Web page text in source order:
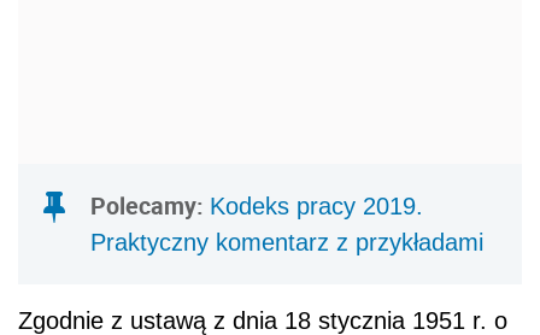
Polecamy: Kodeks pracy 2019.
Praktyczny komentarz z przykładami
Zgodnie z ustawą z dnia 18 stycznia 1951 r. o